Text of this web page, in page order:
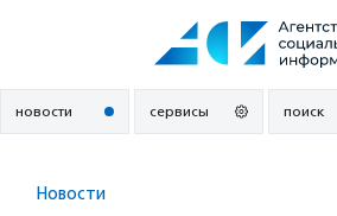
новости сервисы поиск
Новости